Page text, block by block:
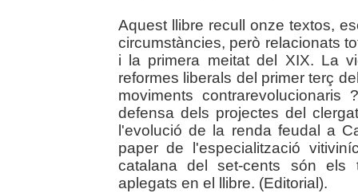
Aquest llibre recull onze textos,
circumstàncies, però relacionats
i la primera meitat del XIX. La
reformes liberals del primer terç
moviments
defensa dels projectes del
l'evolució de la renda feudal a
paper de l'especialització
catalana del set-cents són els
aplegats en el llibre. (Editorial).